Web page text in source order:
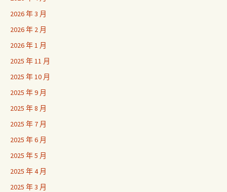
2026 年 3 月
2026 年 2 月
2026 年 1 月
2025 年 11 月
2025 年 10 月
2025 年 9 月
2025 年 8 月
2025 年 7 月
2025 年 6 月
2025 年 5 月
2025 年 4 月
2025 年 3 月